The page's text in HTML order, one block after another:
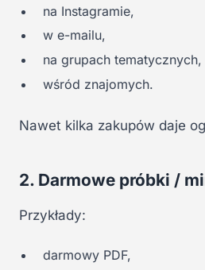
na Instagramie,
w e-mailu,
na grupach tematycznych,
wśród znajomych.
Nawet kilka zakupów daje
2. Darmowe próbki /
Przykłady:
darmowy PDF,